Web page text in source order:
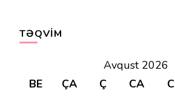
TƏQVIM
Avqust 2026
BE
ÇA Ç CA C